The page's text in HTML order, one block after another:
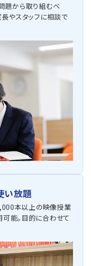
題から取り組むべ
長やスタッフに相談で
い放題
本以上の映像授業
能。目的に合わせて